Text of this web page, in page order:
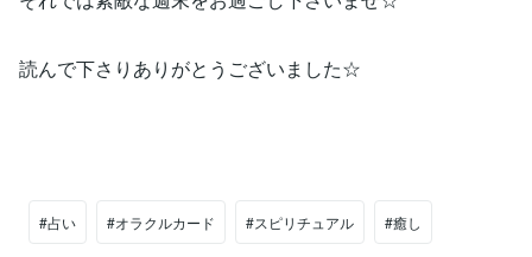
読んで下さりありがとうございました☆
#占い #オラクルカード #スピリチュアル #癒し